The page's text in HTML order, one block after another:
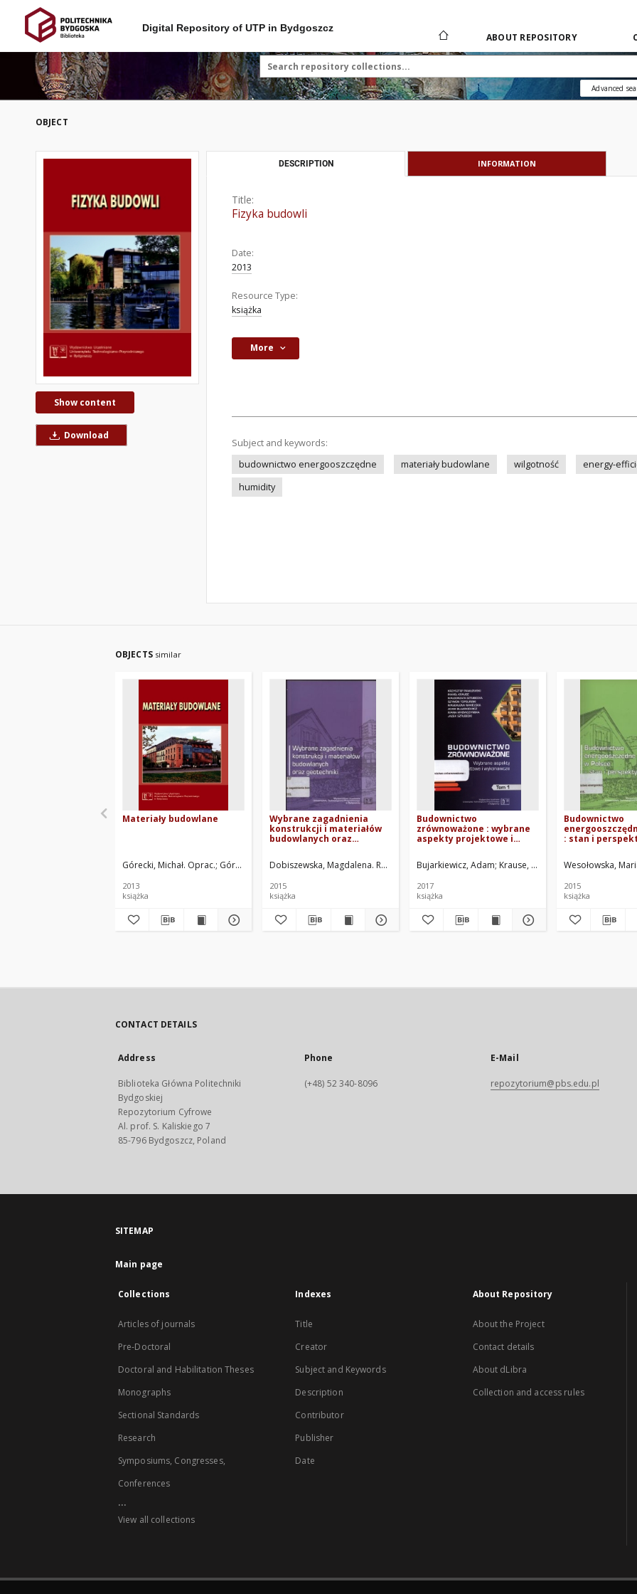
Digital Repository of UTP in Bydgoszcz
ABOUT REPOSITORY
Advanced
OBJECT
Show content
Download
DESCRIPTION INFORMATION
Title:
Fizyka budowli
Date:
2013
Resource Type:
książka
More
Subject and keywords:
budownictwo energooszczędne
materiały budowlane wilgotność energy-
humidity
OBJECTS similar
Materiały budowlane
Górecki, Michał. Oprac. Górska, Aleksandra. Oprac. Fereni-Morzyńska, Patrycja. Oprac.
2013
książka
Wybrane zagadnienia
konstrukcji i materiałów
budowlanych oraz
Dobiszewska, Magdalena. Red.
Podhorecki, Adam. Red.
2015
książka
Budownictwo
zrównoważone : wybrane
aspekty projektowe i
Bujarkiewicz, Adam Krause, Paweł Mrówczyńska,
2017
książka
Budownictwo
: stan i
Wesołowska,
2015
książka
CONTACT DETAILS
Address
Biblioteka Główna Politechniki
Bydgoskiej
Repozytorium Cyfrowe
Al. prof. S. Kaliskiego 7
85-796 Bydgoszcz, Poland
Phone
(+48) 52 340-8096
E-Mail
repozytorium@pbs.edu.pl
SITEMAP
Main page
Collections
Articles of journals
Pre-Doctoral
Doctoral and Habilitation Theses
Monographs
Sectional Standards
Research
Symposiums, Congresses,
Conferences
...
View all collections
Indexes
Title
Creator
Subject and Keywords
Description
Contributor
Publisher
Date
About Repository
About the Project
Contact details
About dLibra
Collection and access rules